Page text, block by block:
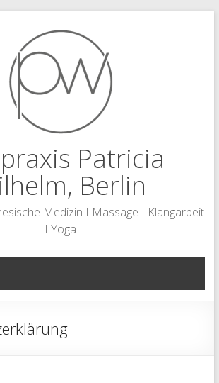
Patricia
Berlin
Medizin I Massage I Klangarbeit
I Yoga